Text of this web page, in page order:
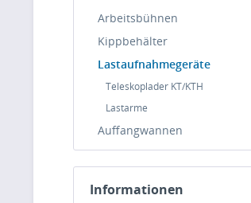
Arbeitsbühnen
Kippbehälter
Lastaufnahmegeräte
Teleskoplader KT/KTH
Lastarme
Auffangwannen
Informationen